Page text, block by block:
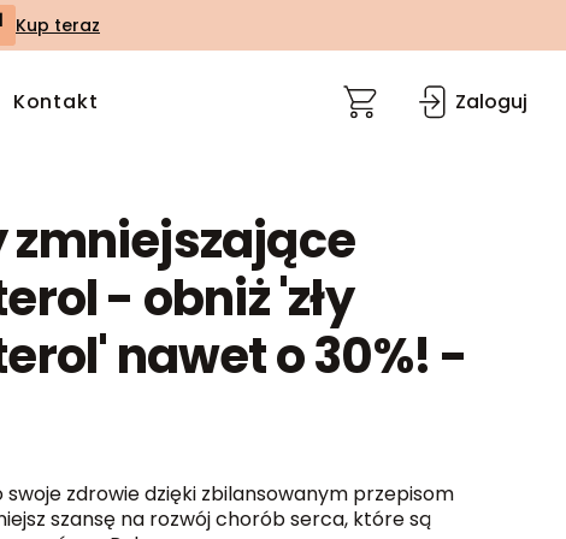
Kup teraz
Kontakt Zaloguj
zmniejszające
- obniż 'zły
nawet o 30%! -
zdrowie dzięki zbilansowanym przepisom
szansę na rozwój chorób serca, które są